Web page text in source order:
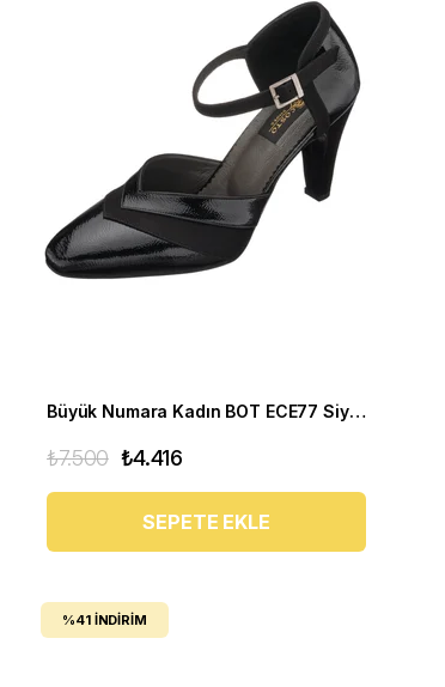
Büyük Numara Kadın BOT ECE77 Siyah Rugan
₺4.416
₺7.500
SEPETE EKLE
%41 İNDIRIM